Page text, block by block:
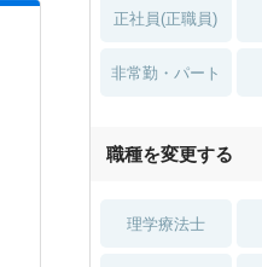
正社員(正職員)
非常勤・パート
職種を変更する
理学療法士